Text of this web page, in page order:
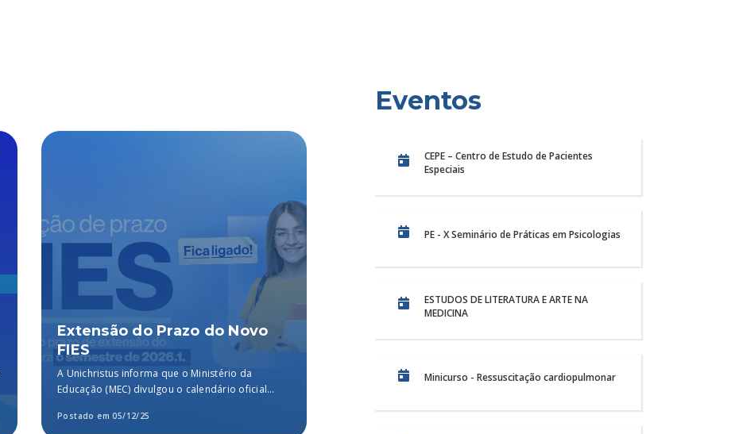
Extensão do Prazo do Novo
FIES
A Unichristus informa que o Ministério da
Educação (MEC) divulgou o calendário oficial
Postado em 05/12/25
Enfermagem da Unichristus
O III Encontro de Ensino, Pesquisa e Extensão do
Eventos
CEPE – Centro de Estudo de Pacientes
Especiais
PE - X Seminário de Práticas em Psicologias
ESTUDOS DE LITERATURA E ARTE NA
MEDICINA
Minicurso - Ressuscitação cardiopulmonar